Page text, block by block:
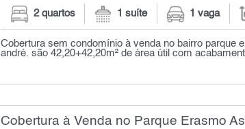
2 quartos 1 suíte 1 vaga
Cobertura sem condomínio à venda no bairro parque
andré. são 42,20+42,20m² de área útil com
Cobertura à Venda no Parque Erasmo